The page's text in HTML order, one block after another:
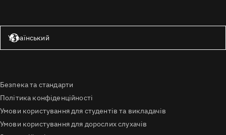
Український
Безпека та стандарти
Політика конфіденційності
Умови користування для студентів та викладачів
Умови користування для дорослих слухачів